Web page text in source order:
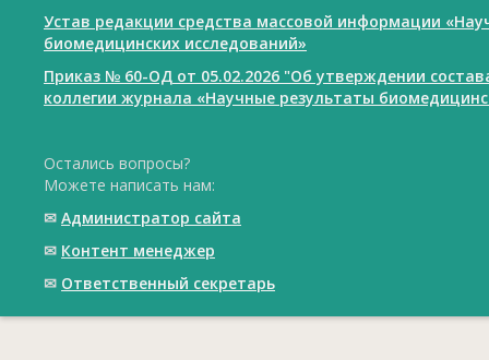
Устав редакции средства массовой информации
биомедицинских исследований»
Приказ № 60-ОД от 05.02.2026 "Об утверждении
коллегии журнала «Научные результаты
Остались вопросы?
Можете написать нам:
✉ Администратор сайта
✉ Контент менеджер
✉ Ответственный cекретарь